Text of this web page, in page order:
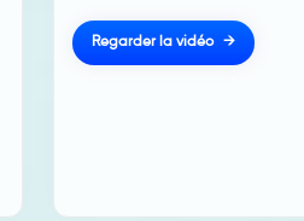
Regarder la vidéo